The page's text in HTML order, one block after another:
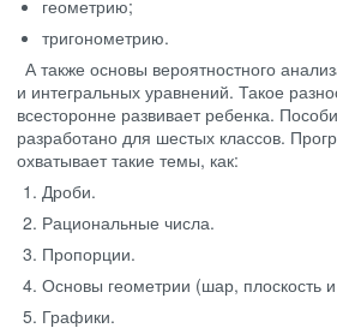
геометрию;
тригонометрию.
А также основы вероятностного
и интегральных уравнений. Такое
всесторонне развивает ребенка.
разработано для шестых классов.
охватывает такие темы, как:
Дроби.
Рациональные числа.
Пропорции.
Основы геометрии (шар, плоскость
Графики.